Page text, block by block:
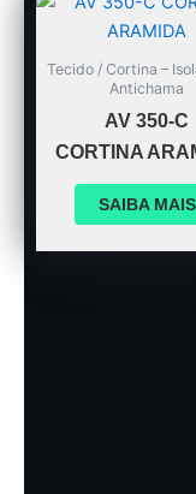
Tecido / Cortina –
Antichama
AV 350-C
CORTINA
SAIBA MAIS